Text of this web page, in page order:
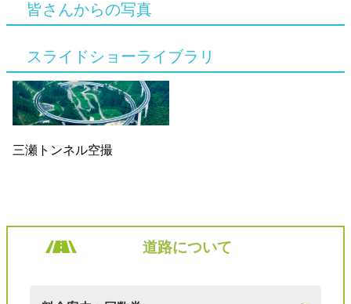
皆さんからの写真
スライドショーライブラリ
三瀬トンネル空撮
道路について